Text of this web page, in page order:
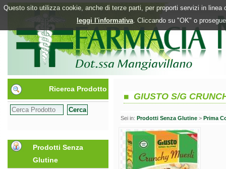
Questo sito utilizza cookie, anche di terze parti, per proporti servizi in
leggi l'informativa. Cliccando su "OK" o
Ricerca Prodotto
Prodotti Senza
Glutine
GIUSTO S/G
Sei in: Prodotti Senza Glutine > Prima